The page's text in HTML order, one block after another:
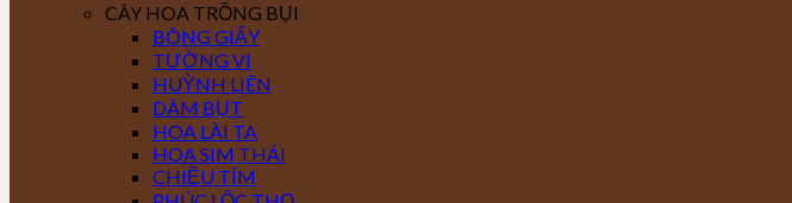
CÂY HOA TRỒNG BỤI
BÔNG GIẤY
TƯỜNG VI
HUỲNH LIÊN
DÂM BỤT
HOA LÀI TA
HOA SIM THÁI
CHIỀU TÍM